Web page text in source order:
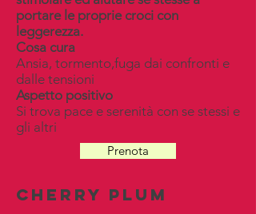
portare le proprie croci con
leggerezza.
Cosa cura
Ansia, tormento,fuga dai confronti e
dalle tensioni
Aspetto positivo
Si trova pace e serenità con se stessi e
gli altri
Prenota
cherry plum